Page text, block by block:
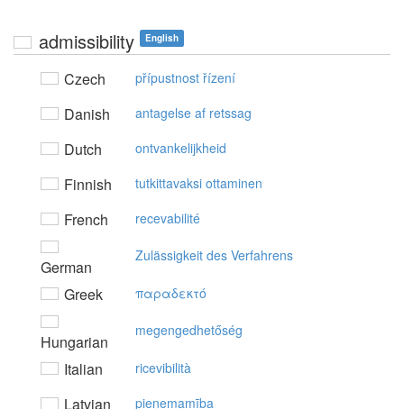
admissibility English
Czech přípustnost řízení
Danish antagelse af retssag
Dutch ontvankelijkheid
Finnish tutkittavaksi ottaminen
French recevabilité
German
Zulässigkeit des Verfahrens
Greek παραδεκτό
Hungarian
megengedhetőség
Italian ricevibilità
Latvian pieņemamība